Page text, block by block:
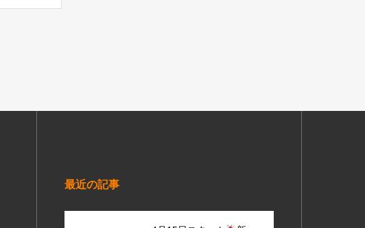
最近の記事